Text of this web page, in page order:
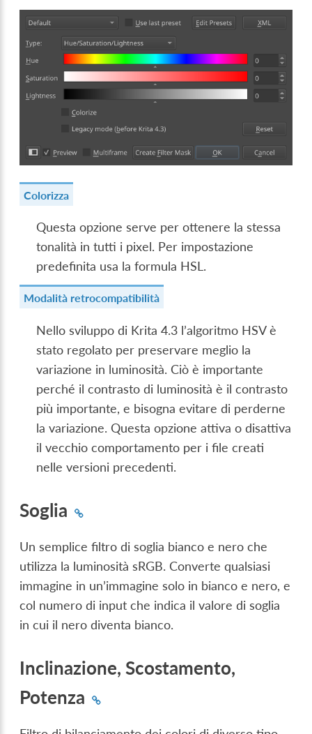
Colorizza
Questa opzione serve per ottenere la stessa
tonalità in tutti i pixel. Per impostazione
predefinita usa la formula HSL.
Modalità retrocompatibilità
Nello sviluppo di Krita 4.3 l’algoritmo HSV è
stato regolato per preservare meglio la
variazione in luminosità. Ciò è importante
perché il contrasto di luminosità è il contrasto
più importante, e bisogna evitare di perderne
la variazione. Questa opzione attiva o disattiva
il vecchio comportamento per i file creati
nelle versioni precedenti.
Soglia
Un semplice filtro di soglia bianco e nero che
utilizza la luminosità sRGB. Converte qualsiasi
immagine in un’immagine solo in bianco e nero, e
col numero di input che indica il valore di soglia
in cui il nero diventa bianco.
Inclinazione, Scostamento,
Potenza